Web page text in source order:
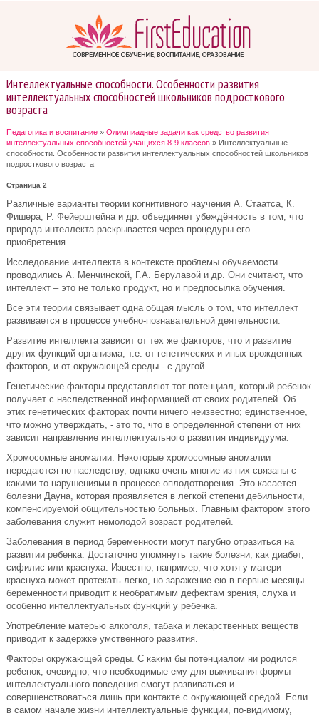
Интеллектуальные способности. Особенности развития
интеллектуальных способностей школьников подросткового
возраста
Педагогика и воспитание » Олимпиадные задачи как средство развития
интеллектуальных способностей учащихся 8-9 классов » Интеллектуальные
способности. Особенности развития интеллектуальных способностей школьников
подросткового возраста
Страница 2
Различные варианты теории когнитивного научения А. Стаатса, К.
Фишера, Р. Фейерштейна и др. объединяет убеждённость в том, что
природа интеллекта раскрывается через процедуры его
приобретения.
Исследование интеллекта в контексте проблемы обучаемости
проводились А. Менчинской, Г.А. Берулавой и др. Они считают, что
интеллект – это не только продукт, но и предпосылка обучения.
Все эти теории связывает одна общая мысль о том, что интеллект
развивается в процессе учебно-познавательной деятельности.
Развитие интеллекта зависит от тех же факторов, что и развитие
других функций организма, т.е. от генетических и иных врожденных
факторов, и от окружающей среды - с другой.
Генетические факторы представляют тот потенциал, который ребенок
получает с наследственной информацией от своих родителей. Об
этих генетических факторах почти ничего неизвестно; единственное,
что можно утверждать, - это то, что в определенной степени от них
зависит направление интеллектуального развития индивидуума.
Хромосомные аномалии. Некоторые хромосомные аномалии
передаются по наследству, однако очень многие из них связаны с
какими-то нарушениями в процессе оплодотворения. Это касается
болезни Дауна, которая проявляется в легкой степени дебильности,
компенсируемой общительностью больных. Главным фактором этого
заболевания служит немолодой возраст родителей.
Заболевания в период беременности могут пагубно отразиться на
развитии ребенка. Достаточно упомянуть такие болезни, как диабет,
сифилис или краснуха. Известно, например, что хотя у матери
краснуха может протекать легко, но заражение ею в первые месяцы
беременности приводит к необратимым дефектам зрения, слуха и
особенно интеллектуальных функций у ребенка.
Употребление матерью алкоголя, табака и лекарственных веществ
приводит к задержке умственного развития.
Факторы окружающей среды. С каким бы потенциалом ни родился
ребенок, очевидно, что необходимые ему для выживания формы
интеллектуального поведения смогут развиваться и
совершенствоваться лишь при контакте с окружающей средой. Если
в самом начале жизни интеллектуальные функции, по-видимому,